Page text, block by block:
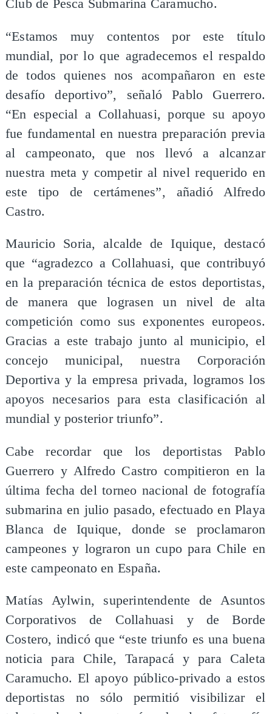
Club de Pesca Submarina Caramucho.
“Estamos muy contentos por este título
mundial, por lo que agradecemos el respaldo
de todos quienes nos acompañaron en este
desafío deportivo”, señaló Pablo Guerrero.
“En especial a Collahuasi, porque su apoyo
fue fundamental en nuestra preparación previa
al campeonato, que nos llevó a alcanzar
nuestra meta y competir al nivel requerido en
este tipo de certámenes”, añadió Alfredo
Castro.
Mauricio Soria, alcalde de Iquique, destacó
que “agradezco a Collahuasi, que contribuyó
en la preparación técnica de estos deportistas,
de manera que lograsen un nivel de alta
competición como sus exponentes europeos.
Gracias a este trabajo junto al municipio, el
concejo municipal, nuestra Corporación
Deportiva y la empresa privada, logramos los
apoyos necesarios para esta clasificación al
mundial y posterior triunfo”.
Cabe recordar que los deportistas Pablo
Guerrero y Alfredo Castro compitieron en la
última fecha del torneo nacional de fotografía
submarina en julio pasado, efectuado en Playa
Blanca de Iquique, donde se proclamaron
campeones y lograron un cupo para Chile en
este campeonato en España.
Matías Aylwin, superintendente de Asuntos
Corporativos de Collahuasi y de Borde
Costero, indicó que “este triunfo es una buena
noticia para Chile, Tarapacá y para Caleta
Caramucho. El apoyo público-privado a estos
deportistas no sólo permitió visibilizar el